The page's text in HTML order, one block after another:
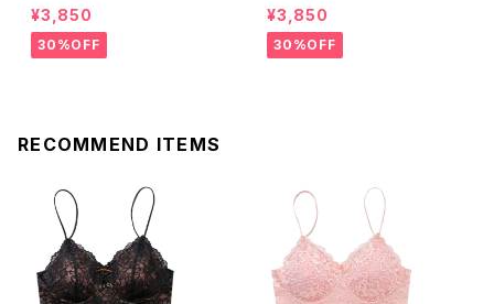
ール ブラジャー（レモネード）
D2255 送料無料
¥3,850
30%OFF
ール ブラジャー（ブルー）D22
55
¥3,850
30%OFF
RECOMMEND ITEMS